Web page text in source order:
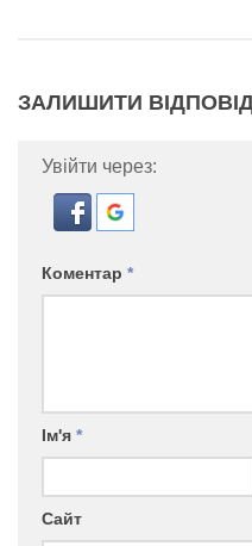
ЗАЛИШИТИ
Увійти через:
Коментар *
Ім'я *
Сайт